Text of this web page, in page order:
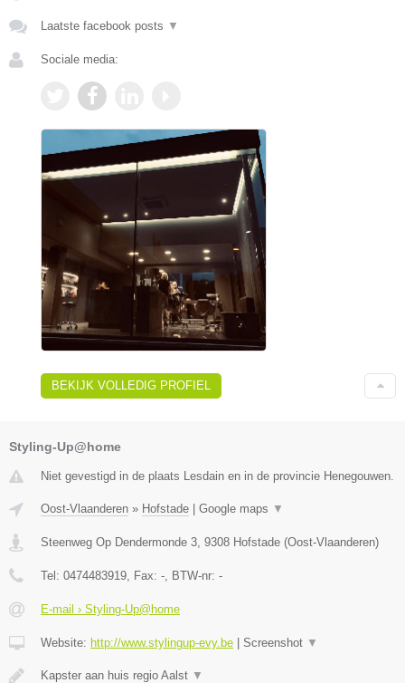
Laatste facebook posts ▼
Sociale media:
BEKIJK VOLLEDIG PROFIEL
Styling-Up@home
Niet gevestigd in de plaats Lesdain en in de provincie Henegouwen.
Oost-Vlaanderen » Hofstade | Google maps ▼
Steenweg Op Dendermonde 3 9308 Hofstade (Oost-Vlaanderen)
Tel: 0474483919 , Fax: - , BTW-nr: -
E-mail › Styling-Up@home
Website: http://www.stylingup-evy.be | Screenshot ▼
Kapster aan huis regio Aalst ▼